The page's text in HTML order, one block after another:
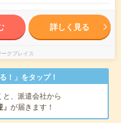
詳しく見る
クプレイス
！」をタップ！
と、派遣会社から
が届きます！